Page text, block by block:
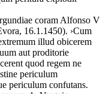
coram Alfonso V
16.1.1450). ›Cum
illud obicerem
aut proditorie
quod regem ne
periculum
periculum confutans.